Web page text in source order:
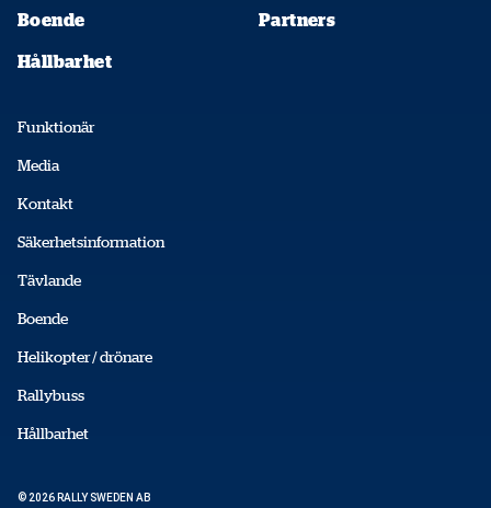
Boende Partners
Hållbarhet
Funktionär
Media
Kontakt
Säkerhetsinformation
Tävlande
Boende
Helikopter / drönare
Rallybuss
Hållbarhet
© 2026 RALLY SWEDEN AB